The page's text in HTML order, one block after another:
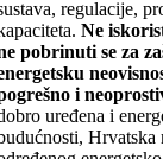
regulacije,
Ne
pobrinuti se za
i
uređena i
Hrvatska